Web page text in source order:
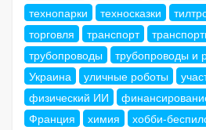
технопарки
техносказки
торговля
транспорт
трубопроводы
трубопроводы и
Украина
уличные роботы
физический ИИ
Франция
химия хобби-